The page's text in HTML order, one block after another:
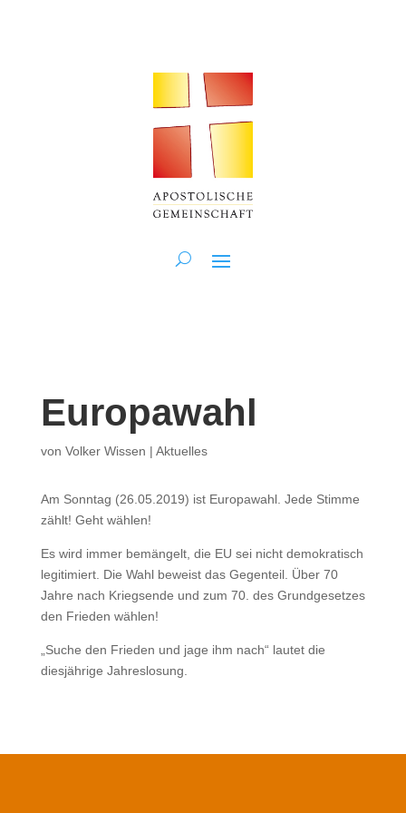
Europawahl
von Volker Wissen | Aktuelles
Am Sonntag (26.05.2019) ist Europawahl. Jede Stimme
zählt! Geht wählen!
Es wird immer bemängelt, die EU sei nicht demokratisch
legitimiert. Die Wahl beweist das Gegenteil. Über 70
Jahre nach Kriegsende und zum 70. des Grundgesetzes
den Frieden wählen!
„Suche den Frieden und jage ihm nach“ lautet die
diesjährige Jahreslosung.